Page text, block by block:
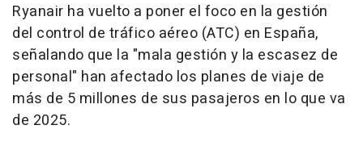
Ryanair ha vuelto a poner el foco en la gestión
del control de tráfico aéreo (ATC) en España,
señalando que la "mala gestión y la escasez de
personal" han afectado los planes de viaje de
más de 5 millones de sus pasajeros en lo que va
de 2025.